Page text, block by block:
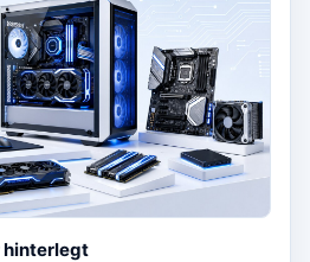
hinterlegt